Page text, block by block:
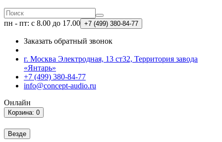
пн - пт: с 8.00 до 17.00 +7 (499) 380-84-77
Заказать обратный звонок
г. Москва Электродная, 13 ст32, Территория завода
«Янтарь»
+7 (499) 380-84-77
info@concept-audio.ru
Онлайн
Корзина: 0
Везде